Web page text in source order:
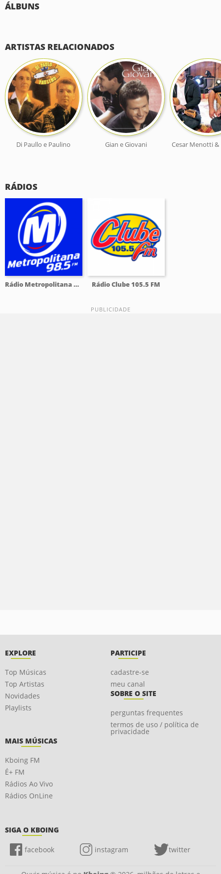
ÁLBUNS
ARTISTAS RELACIONADOS
Di Paullo e Paulino Gian e Giovani Cesar Menotti &
RÁDIOS
Rádio Metropolitana 98.5 FM Rádio Clube 105.5 FM
EXPLORE
Top Músicas
Top Artistas
Novidades
Playlists
PARTICIPE
cadastre-se
meu canal
SOBRE O SITE
perguntas frequentes
termos de uso / política de
privacidade
MAIS MÚSICAS
Kboing FM
É+ FM
Rádios Ao Vivo
Rádios OnLine
SIGA O KBOING
facebook instagram twitter